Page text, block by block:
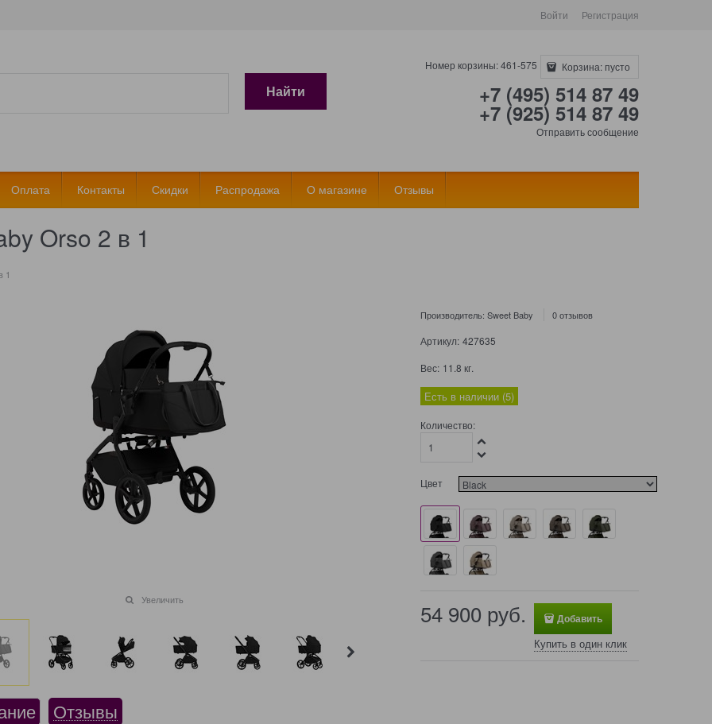
Войти Регистрация
Найти
Номер корзины: 461-575 Корзина: пусто
+7 (495) 514 87 49
+7 (925) 514 87 49
Отправить сообщение
Оплата Контакты Скидки Распродажа О магазине Отзывы
Orso 2 в 1
1
Увеличить
Производитель: Sweet Baby 0 отзывов
Артикул: 427635
Вес: 11.8 кг.
Есть в наличии (5)
Количество:
Цвет
54 900 руб. Добавить
Купить в один клик
Отзывы